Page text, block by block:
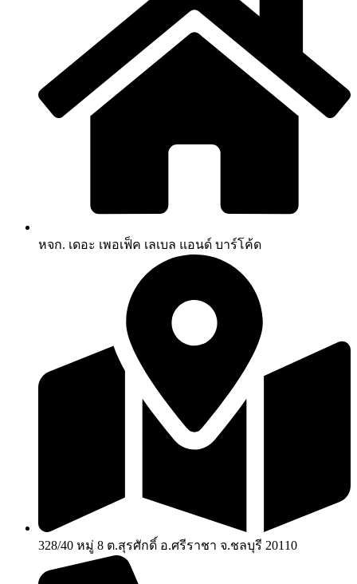
หจก. เดอะ เพอเฟ็ค เลเบล แอนด์ บาร์โค้ด
328/40 หมู่ 8 ต.สุรศักดิ์ อ.ศรีราชา จ.ชลบุรี 20110